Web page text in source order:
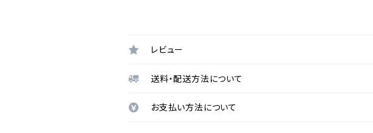
レビュー
送料・配送方法について
お支払い方法について